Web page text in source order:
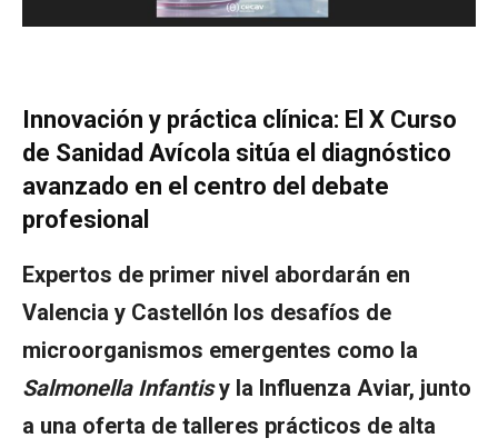
Innovación y práctica clínica: El X Curso
de Sanidad Avícola sitúa el diagnóstico
avanzado en el centro del debate
profesional
Expertos de primer nivel abordarán en
Valencia y Castellón los desafíos de
microorganismos emergentes como la
Salmonella Infantisy la Influenza Aviar, junto
a una oferta de talleres prácticos de alta